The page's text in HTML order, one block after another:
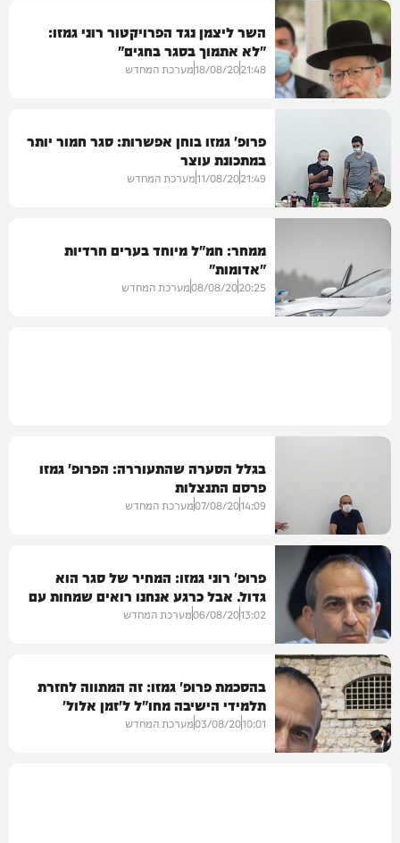
השר ליצמן נגד הפרויקטור רוני גמזו:
"לא אתמוך בסגר בחגים"
21:48
18/08/20מערכת המחדש
פרופ' גמזו בוחן אפשרות: סגר חמור יותר
במתכונת עוצר
21:49
11/08/20מערכת המחדש
ממחר: חמ"ל מיוחד בערים חרדיות
"אדומות"
20:25
08/08/20מערכת המחדש
בריאות
בגלל הסערה שהתעוררה: הפרופ' גמזו
פרסם התנצלות
14:09
07/08/20מערכת המחדש
פרופ' רוני גמזו: המחיר של סגר הוא
גדול. אבל כרגע אנחנו רואים שמחות עם
הפרת כללים
13:02
06/08/20מערכת המחדש
בהסכמת פרופ' גמזו: זה המתווה לחזרת
תלמידי הישיבה מחו"ל ל'זמן אלול'
10:01
03/08/20מערכת המחדש